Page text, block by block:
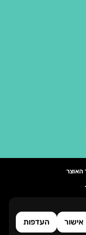
האוצר
אישור העדפות